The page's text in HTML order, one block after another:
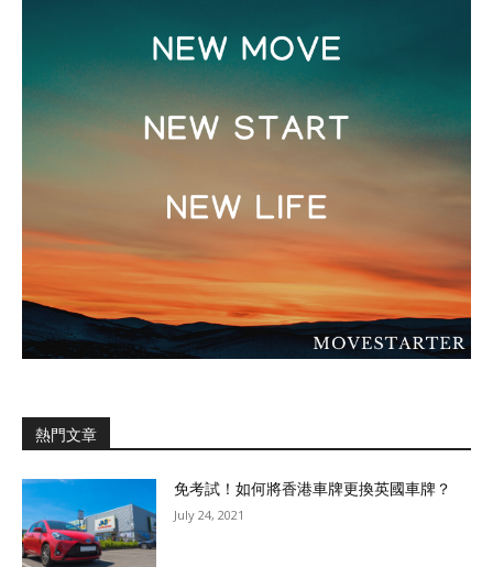
熱門文章
免考試！如何將香港車牌更換英國車牌？
July 24, 2021